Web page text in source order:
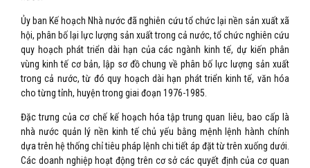
Ủy ban Kế hoạch Nhà nước đã nghiên cứu tổ chức lại nền sản xuất xã
hội, phân bố lại lực lượng sản xuất trong cả nước, tổ chức nghiên cứu
quy hoạch phát triển dài hạn của các ngành kinh tế, dự kiến phân
vùng kinh tế cơ bản, lập sơ đồ chung về phân bố lực lượng sản xuất
trong cả nước, từ đó quy hoạch dài hạn phát triển kinh tế, văn hóa
cho từng tỉnh, huyện trong giai đoạn 1976-1985.
Đặc trưng của cơ chế kế hoạch hóa tập trung quan liêu, bao cấp là
nhà nước quản lý nền kinh tế chủ yếu bằng mệnh lệnh hành chính
dựa trên hệ thống chỉ tiêu pháp lệnh chi tiết áp đặt từ trên xuống dưới.
Các doanh nghiệp hoạt động trên cơ sở các quyết định của cơ quan